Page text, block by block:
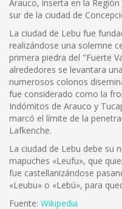
Arauco, inserta en la
sur de la ciudad de
La ciudad de Lebu fue
realizándose una solemne
primera piedra del "Fuerte
alrededores se levantara
numerosos colonos
fue considerado como la
Indómitos de Arauco y
marcó el límite de la
Lafkenche.
La ciudad de Lebu debe su
mapuches «Leufu», que
fue castellanizándose
«Leubu» o «Lebú», para
Fuente: Wikipedia